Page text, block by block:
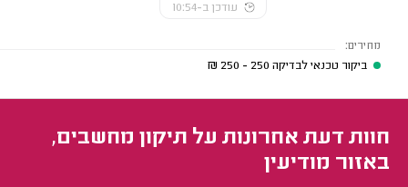
עודכן ב-10:54
מחירים:
ביקור טכנאי לבדיקה 250 - 250
₪
חוות דעת אחרונות על תיקון מחשבים,
באזור מודיעין